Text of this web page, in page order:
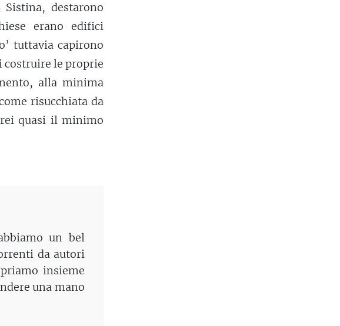
destarono
erano edifici
tuttavia capirono
costruire le proprie
alla minima
risucchiata da
quasi il minimo
un bel
da autori
insieme
una mano